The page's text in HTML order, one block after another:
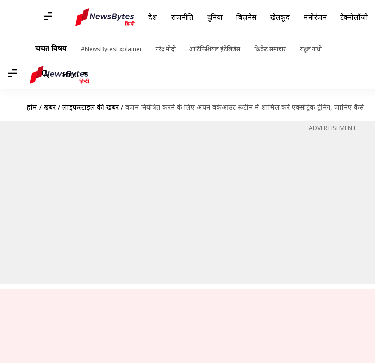
देश राजनीति दुनिया बिज़नेस खेलकूद मनोरंजन टेक्नोलॉजी
चर्चित विषय #NewsBytesExplainer नरेंद्र मोदी आर्टिफिशियल इंटेलिजेंस क्रिकेट समाचार राहुल गांधी
Hindi
होम / खबरें / लाइफस्टाइल की खबरें / वजन नियंत्रित करने के लिए अपने वर्कआउट रूटीन में शामिल करें एक्सेंट्रिक ट्रेनिंग, जानिए कैसे
ADVERTISEMENT